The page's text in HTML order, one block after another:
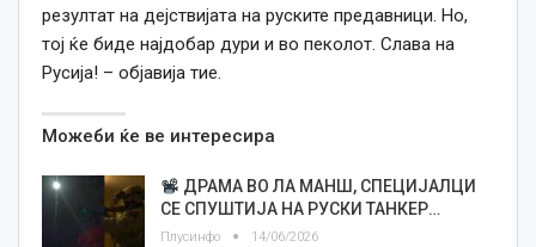
резултат на дејствијата на руските предавници. Но,
тој ќе биде најдобар дури и во пеколот. Слава на
Русија! – објавија тие.
Можеби ќе ве интересира
ДРАМА ВО ЛА МАНШ, СПЕЦИЈАЛЦИ
СЕ СПУШТИЈА НА РУСКИ ТАНКЕР…
Плусинфо 14/06/2026